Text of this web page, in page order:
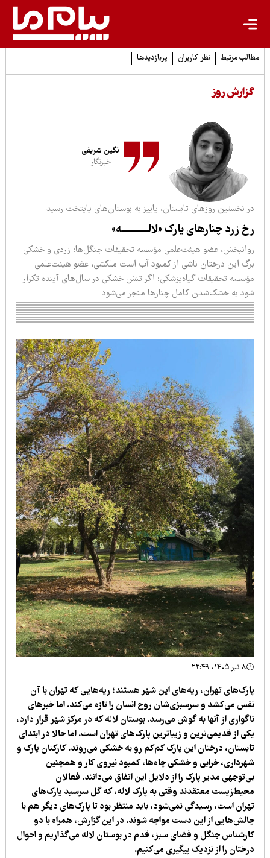
مرتبط نظر کاربران پربازدیدها
روز
نگین شریفی
خبرنگار
نخستین روزهای تابستان، پاییز به بوستان‌های پایتخت رسید
زرد چنارهای پارک «لالـــــــــــه»
عضو هیئت‌علمی مؤسسه تحقیقات جنگل‌ها: زردی و خشکی
این درختان ناشی از کمبود آب است ملکشی، عضو هیئت‌علمی
تحقیقات گیاه‌پزشکی: اگر تنش خشکی در سال‌های آینده تکرار
به خشک‌شدن کامل چنارها منجر می‌شود
تهران، ریه‌های این شهر هستند؛ ریه‌هایی که تهران با آن
می‌کشد و سرسبزی‌شان روح انسان را تازه می‌کند. اما خبرهای
از آنها به گوش می‌رسد. بوستان لاله که در مرکز شهر قرار دارد،
از قدیمی‌ترین و زیباترین پارک‌های تهران است. اما حالا در ابتدای
درختان این پارک کم‌کم رو به خشکی می‌روند. کارکنان پارک و
خرابی و خشکی چاه‌ها، کمبود نیروی کار و همچنین
مدیر پارک را از دلایل این اتفاق می‌دانند. فعالان
معتقدند وقتی به پارک لاله، که گل سرسبد پارک‌های
است، رسیدگی نمی‌شود، باید منتظر بود تا پارک‌های دیگر هم با
از این دست مواجه شوند. در این گزارش، همراه با دو
جنگل و فضای سبز، قدم در بوستان لاله می‌گذاریم و احوال
را از نزدیک پیگیری می‌کنیم.